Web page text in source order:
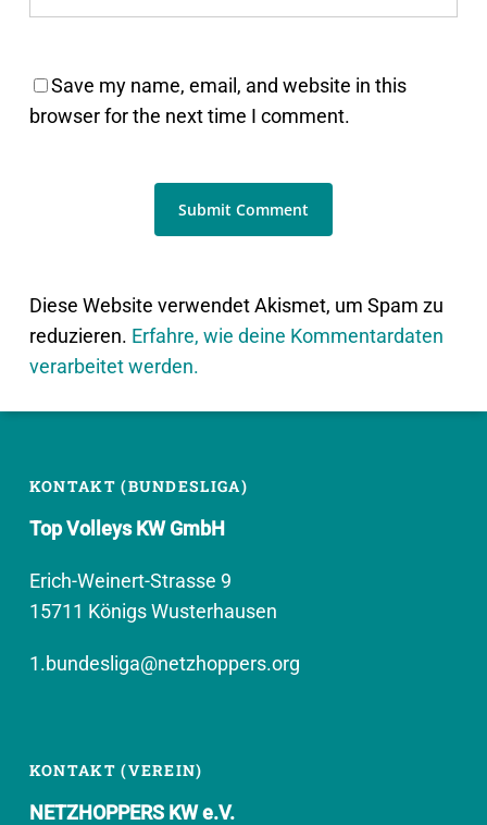
Save my name, email, and website in this
browser for the next time I comment.
Diese Website verwendet Akismet, um Spam zu
reduzieren. Erfahre, wie deine Kommentardaten
verarbeitet werden.
KONTAKT (BUNDESLIGA)
Top Volleys KW GmbH
Erich-Weinert-Strasse 9
15711 Königs Wusterhausen
1.bundesliga@netzhoppers.org
KONTAKT (VEREIN)
NETZHOPPERS KW e.V.